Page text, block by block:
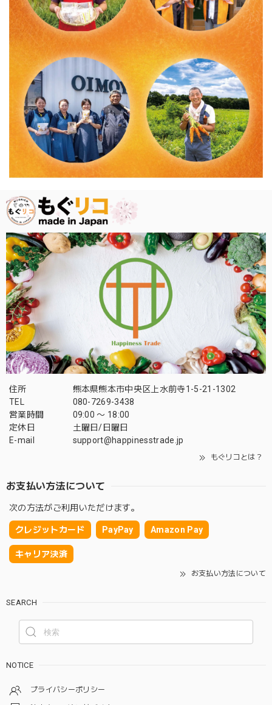
住所
熊本県熊本市中央区上水前寺1-5-21-1302
TEL
080-7269-3438
営業時間
09:00 〜 18:00
定休日
土曜日/日曜日
E-mail
support@happinesstrade.jp
もぐリコとは？
お支払い方法について
次の方法がご利用いただけます。
クレジットカード PayPay Amazon Pay
キャリア決済
お支払い方法について
SEARCH
NOTICE
プライバシーポリシー